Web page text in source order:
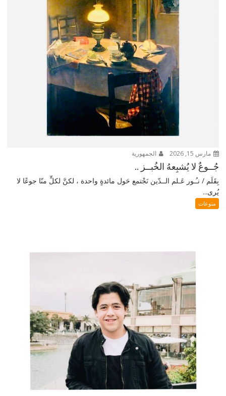
مارس 15, 2026 الجمهورية
جُــوعٌ لا يُشبِعهُ الخُبــز ..
بِقَلَم / نـُـور عَـلم الــدّين نَجْتمع حَول مائدةٍ واحدة ، لكنَّ لكلٍّ منّا جوعًا لا
يُرى...
منوعات